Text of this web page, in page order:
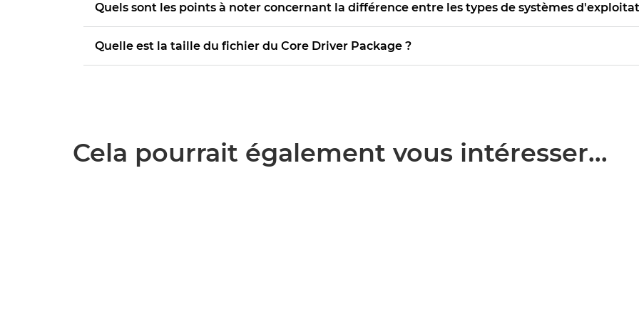
Quels sont les points à noter concernant la différence entre les types de systèmes
Quelle est la taille du fichier du Core Driver Package ?
Cela pourrait également vous intéresser...